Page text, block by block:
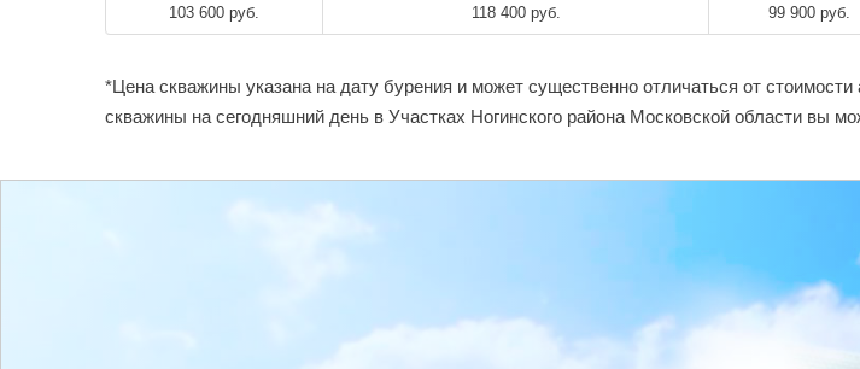
103 600 руб. 118 400 руб. 99 900 руб.
*Цена скважины указана на дату бурения и может существенно отличаться от
скважины на сегодняшний день в Участках Ногинского района Московской области вы